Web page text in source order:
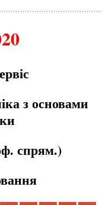
з основами
спрям.)